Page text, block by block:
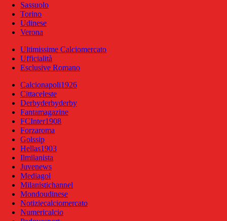
Sassuolo
Torino
Udinese
Verona
Ultimissime Calciomercato
Ufficialità
Esclusive Romano
Calcionapoli1926
Cittaceleste
Derbyderbyderby
Fantamagazine
FCInter1908
Forzaroma
Golssip
Hellas1903
Ilmilanista
Juvenews
Mediagol
Milanistichannel
Mondoudinese
Notiziecalciomercato
Numericalcio